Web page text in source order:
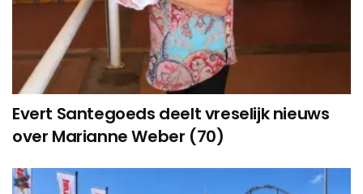
Evert Santegoeds deelt vreselijk nieuws
over Marianne Weber (70)